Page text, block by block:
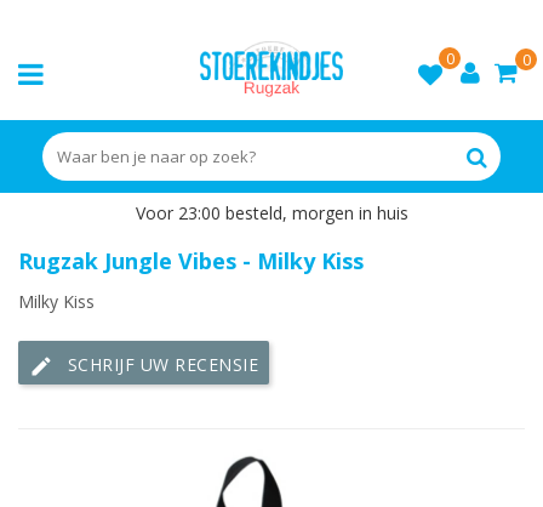
0
0
Voor 23:00 besteld, morgen in huis
Rugzak Jungle Vibes - Milky Kiss
Milky Kiss
edit SCHRIJF UW RECENSIE